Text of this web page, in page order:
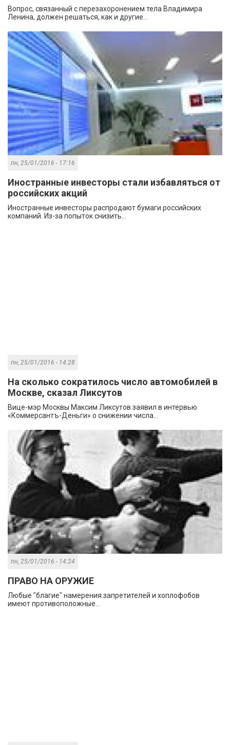
Вопрос, связанный с перезахоронением тела Владимира
Ленина, должен решаться, как и другие...
пн, 25/01/2016 - 17:16
Иностранные инвесторы стали избавляться от
российских акций
Иностранные инвесторы распродают бумаги российских
компаний. Из-за попыток снизить...
пн, 25/01/2016 - 14:28
На сколько сократилось число автомобилей в
Москве, сказал Ликсутов
Вице-мэр Москвы Максим Ликсутов заявил в интервью
«Коммерсантъ-Деньги» о снижении числа...
пн, 25/01/2016 - 14:24
ПРАВО НА ОРУЖИЕ
Любые "благие" намерения запретителей и хоплофобов
имеют противоположные...